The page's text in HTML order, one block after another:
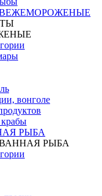
вонголе
РЫБА
РЫБА